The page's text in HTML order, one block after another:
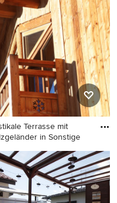
Terrasse mit
in Sonstige
Terrasse mit
in Sonstige